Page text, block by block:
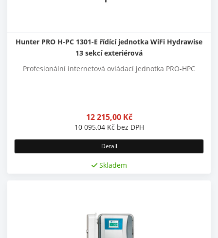
Hunter PRO H-PC 1301-E řídící jednotka WiFi Hydrawise
13 sekcí exteriérová
Profesionální internetová ovládací jednotka PRO-HPC
12 215,00 Kč
10 095,04 Kč bez DPH
Detail
Skladem